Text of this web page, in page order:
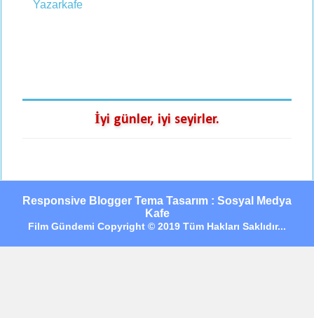
İyi günler, iyi seyirler.
Responsive Blogger Tema Tasarım : Sosyal Medya
Kafe
Film Gündemi Copyright © 2019 Tüm Hakları Saklıdır...